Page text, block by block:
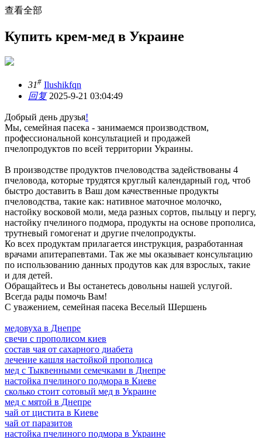
查看全部
Купить крем-мед в Украине
31# Ilushikfqn
回复2025-9-21 03:04:49
Добрый день друзья!
Мы, семейная пасека - занимаемся производством,
профессиональной консультацией и продажей
пчелопродуктов по всей территории Украины.
В производстве продуктов пчеловодства задействованы 4
пчеловода, которые трудятся круглый календарный год, чтоб
быстро доставить в Ваш дом качественные продукты
пчеловодства, такие как: нативное маточное молочко,
настойку восковой моли, меда разных сортов, пыльцу и пергу,
настойку пчелиного подмора, продукты на основе прополиса,
трутневый гомогенат и другие пчелопродукты.
Ко всех продуктам прилагается инструкция, разработанная
врачами апитерапевтами. Так же мы оказывает консультацию
по использованию данных продутов как для взрослых, такие
и для детей.
Обращайтесь и Вы останетесь довольны нашей услугой.
Всегда рады помочь Вам!
С уважением, семейная пасека Веселый Шершень
медовуха в Днепре
свечи с прополисом киев
состав чая от сахарного диабета
лечение кашля настойкой прополиса
мед с Тыквенными семечками в Днепре
настойка пчелиного подмора в Киеве
сколько стоит сотовый мед в Украине
мед с мятой в Днепре
чай от цистита в Киеве
чай от паразитов
настойка пчелиного подмора в Украине